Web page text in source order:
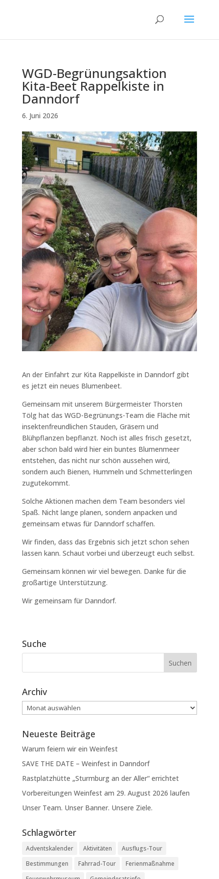
WGD-Begrünungsaktion
Kita-Beet Rappelkiste in
Danndorf
6. Juni 2026
An der Einfahrt zur Kita Rappelkiste in Danndorf gibt
es jetzt ein neues Blumenbeet.
Gemeinsam mit unserem Bürgermeister Thorsten
Tölg hat das WGD-Begrünungs-Team die Fläche mit
insektenfreundlichen Stauden, Gräsern und
Blühpflanzen bepflanzt. Noch ist alles frisch gesetzt,
aber schon bald wird hier ein buntes Blumenmeer
entstehen, das nicht nur schön aussehen wird,
sondern auch Bienen, Hummeln und Schmetterlingen
zugutekommt.
Solche Aktionen machen dem Team besonders viel
Spaß. Nicht lange planen, sondern anpacken und
gemeinsam etwas für Danndorf schaffen.
Wir finden, dass das Ergebnis sich jetzt schon sehen
lassen kann. Schaut vorbei und überzeugt euch selbst.
Gemeinsam können wir viel bewegen. Danke für die
großartige Unterstützung.
Wir gemeinsam für Danndorf.
Suche
Archiv
Archiv
Neueste Beiträge
Warum feiern wir ein Weinfest
SAVE THE DATE – Weinfest in Danndorf
Rastplatzhütte „Sturmburg an der Aller“ errichtet
Vorbereitungen Weinfest am 29. August 2026 laufen
Unser Team. Unser Banner. Unsere Ziele.
Schlagwörter
Adventskalender Aktivitäten
Ausflugs-Tour
Bestimmungen
Fahrrad-Tour
Ferienmaßnahme